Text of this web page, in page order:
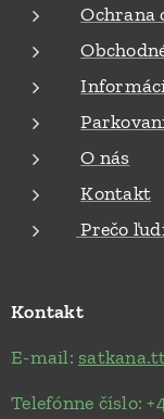
Ochrana
O nás
Kontakt
Prečo
Kontakt
E-mail:
Telefónne číslo: